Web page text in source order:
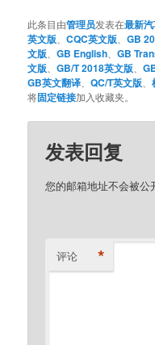
此条目由管理员发表在最新
英文版 、CQC英文版 、GB
文版 、GB English 、GB
文版 、GB/T 2018英文版 、
GB英文翻译 、QC/T英文版 、
将固定链接加入收藏夹。
发表回复
您的邮箱地址不会被公
评论 *